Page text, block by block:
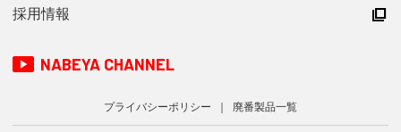
採用情報
NABEYA CHANNEL
プライバシーポリシー 廃番製品一覧